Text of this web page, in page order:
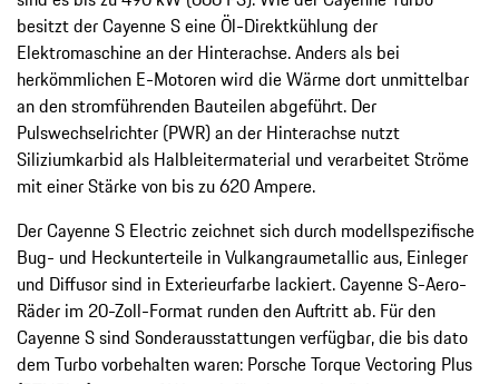
besitzt der Cayenne S eine Öl-Direktkühlung der
Elektromaschine an der Hinterachse. Anders als bei
herkömmlichen E-Motoren wird die Wärme dort unmittelbar
an den stromführenden Bauteilen abgeführt. Der
Pulswechselrichter (PWR) an der Hinterachse nutzt
Siliziumkarbid als Halbleitermaterial und verarbeitet Ströme
mit einer Stärke von bis zu 620 Ampere.
Der Cayenne S Electric zeichnet sich durch modellspezifische
Bug- und Heckunterteile in Vulkangraumetallic aus, Einleger
und Diffusor sind in Exterieurfarbe lackiert. Cayenne S-Aero-
Räder im 20-Zoll-Format runden den Auftritt ab. Für den
Cayenne S sind Sonderausstattungen verfügbar, die bis dato
dem Turbo vorbehalten waren: Porsche Torque Vectoring Plus